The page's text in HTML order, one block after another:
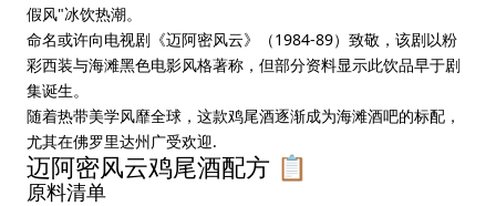
假风"冰饮热潮。
命名或许向电视剧《迈阿密风云》（1984-89）致敬，该剧以粉
彩西装与海滩黑色电影风格著称，但部分资料显示此饮品早于剧
集诞生。
随着热带美学风靡全球，这款鸡尾酒逐渐成为海滩酒吧的标配，
尤其在佛罗里达州广受欢迎.
迈阿密风云鸡尾酒配方 📋
原料清单